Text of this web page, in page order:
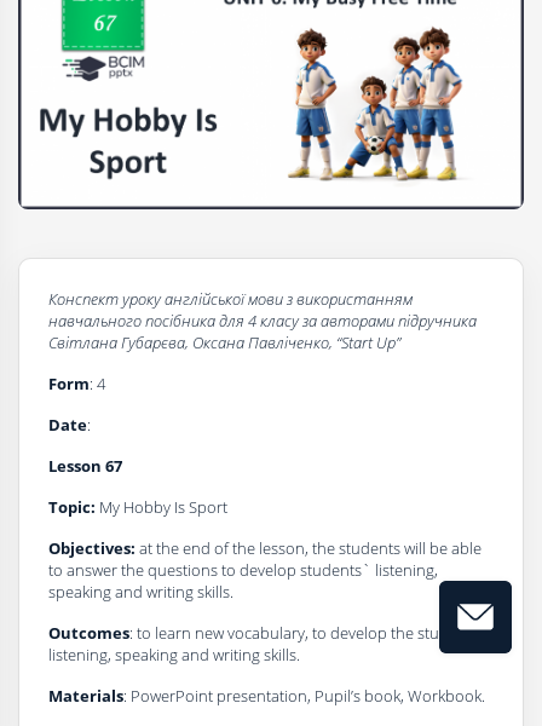
Конспект уроку англійської мови з використанням
навчального посібника для 4 класу за авторами підручника
Світлана Губарєва, Оксана Павліченко, “Start Up”
Form: 4
Dаte:
Lesson 67
Topic: My Hobby Is Sport
Objectives: at the end of the lesson, the students will be able
to answer the questions to develop students` listening,
speaking and writing skills.
Outcomes: to learn new vocabulary, to develop the students’
listening, speaking and writing skills.
Materials: PowerPoint presentation, Pupil’s book, Workbook.